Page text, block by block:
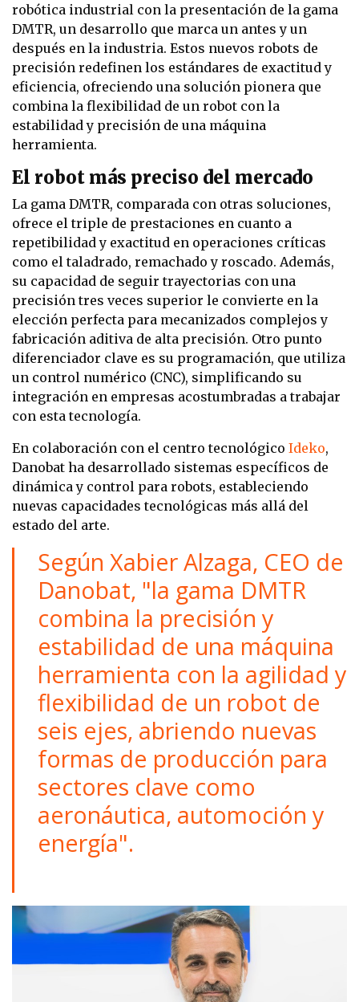
robótica industrial con la presentación de la gama
DMTR, un desarrollo que marca un antes y un
después en la industria. Estos nuevos robots de
precisión redefinen los estándares de exactitud y
eficiencia, ofreciendo una solución pionera que
combina la flexibilidad de un robot con la
estabilidad y precisión de una máquina
herramienta.
El robot más preciso del mercado
La gama DMTR, comparada con otras soluciones,
ofrece el triple de prestaciones en cuanto a
repetibilidad y exactitud en operaciones críticas
como el taladrado, remachado y roscado. Además,
su capacidad de seguir trayectorias con una
precisión tres veces superior le convierte en la
elección perfecta para mecanizados complejos y
fabricación aditiva de alta precisión. Otro punto
diferenciador clave es su programación, que utiliza
un control numérico (CNC), simplificando su
integración en empresas acostumbradas a trabajar
con esta tecnología.
En colaboración con el centro tecnológico Ideko,
Danobat ha desarrollado sistemas específicos de
dinámica y control para robots, estableciendo
nuevas capacidades tecnológicas más allá del
estado del arte.
Según Xabier Alzaga, CEO de
Danobat, "la gama DMTR
combina la precisión y
estabilidad de una máquina
herramienta con la agilidad y
flexibilidad de un robot de
seis ejes, abriendo nuevas
formas de producción para
sectores clave como
aeronáutica, automoción y
energía".